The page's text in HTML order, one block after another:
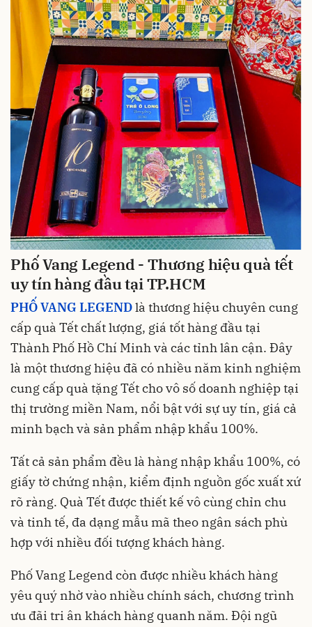
Phố Vang Legend - Thương hiệu quà tết
uy tín hàng đầu tại TP.HCM
PHỐ VANG LEGENDlà thương hiệu chuyên cung
cấp quà Tết chất lượng, giá tốt hàng đầu tại
Thành Phố Hồ Chí Minh và các tỉnh lân cận. Đây
là một thương hiệu đã có nhiều năm kinh nghiệm
cung cấp quà tặng Tết cho vô số doanh nghiệp tại
thị trường miền Nam, nổi bật với sự uy tín, giá cả
minh bạch và sản phẩm nhập khẩu 100%.
Tất cả sản phẩm đều là hàng nhập khẩu 100%, có
giấy tờ chứng nhận, kiểm định nguồn gốc xuất xứ
rõ ràng. Quà Tết được thiết kế vô cùng chỉn chu
và tinh tế, đa dạng mẫu mã theo ngân sách phù
hợp với nhiều đối tượng khách hàng.
Phố Vang Legend còn được nhiều khách hàng
yêu quý nhờ vào nhiều chính sách, chương trình
ưu đãi tri ân khách hàng quanh năm. Đội ngũ